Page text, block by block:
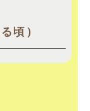
頃）